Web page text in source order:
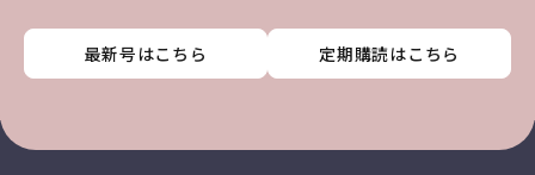
最新号はこちら 定期購読はこちら
最新号はこちら 定期購読はこちら
最新号はこちら 定期購読はこちら
最新号はこちら 定期購読はこちら